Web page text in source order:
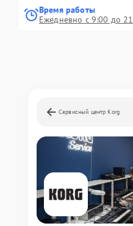
Время работы
Ежедневно с 9:00 до
Сервисный центр Korg